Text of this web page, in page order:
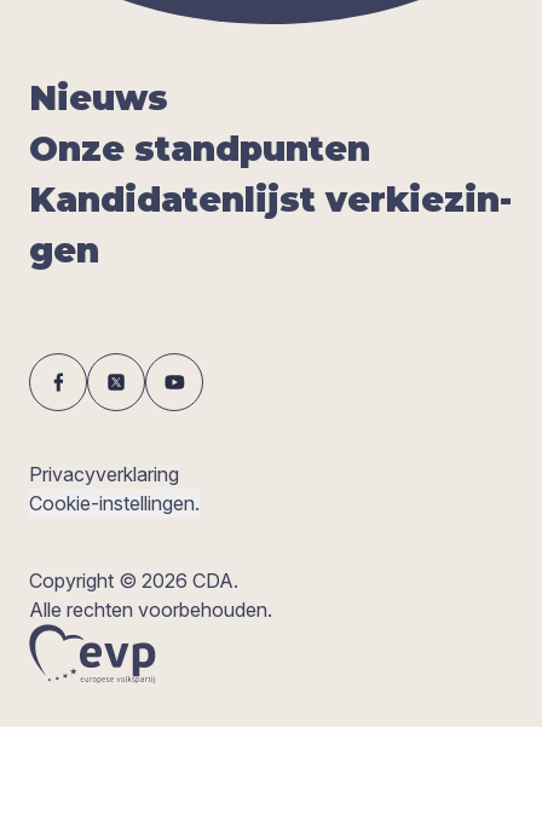
Nieuws
Onze stand­pun­ten
Kan­di­da­ten­lijst ver­kie­zin­
gen
Privacyverklaring
Cookie-instellingen.
Copyright © 2026 CDA.
Alle rechten voorbehouden.